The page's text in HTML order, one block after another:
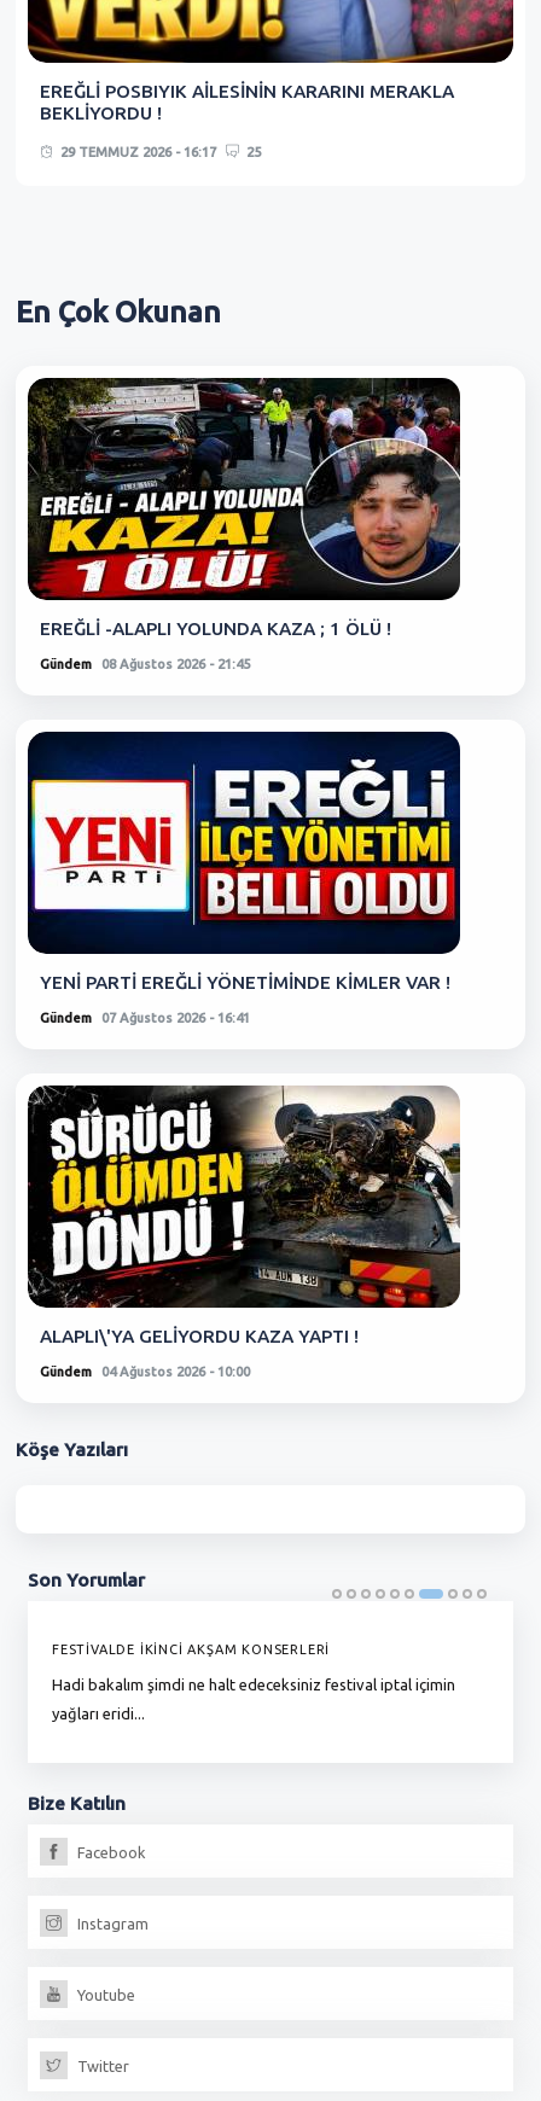
EREĞLİ POSBIYIK AİLESİNİN KARARINI MERAKLA
BEKLİYORDU !
29 TEMMUZ 2026 - 16:17 25
En ÇokOkunan
EREĞLİ -ALAPLI YOLUNDA KAZA ; 1 ÖLÜ !
Gündem 08 Ağustos 2026 - 21:45
YENİ PARTİ EREĞLİ YÖNETİMİNDE KİMLER VAR !
Gündem 07 Ağustos 2026 - 16:41
ALAPLI\'YA GELİYORDU KAZA YAPTI !
Gündem 04 Ağustos 2026 - 10:00
Köşe Yazıları
Son Yorumlar
FESTİVALDE İKİNCİ AKŞAM KONSERLERİ
Hadi bakalım şimdi ne halt edeceksiniz festival iptal içimin
yağları eridi...
Bize Katılın
Facebook
Instagram
Youtube
Twitter